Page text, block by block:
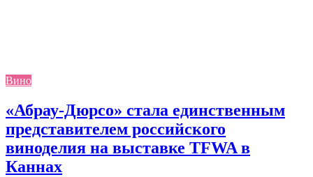
Вино
«Абрау-Дюрсо» стала единственным
представителем российского
виноделия на выставке TFWA в
Каннах